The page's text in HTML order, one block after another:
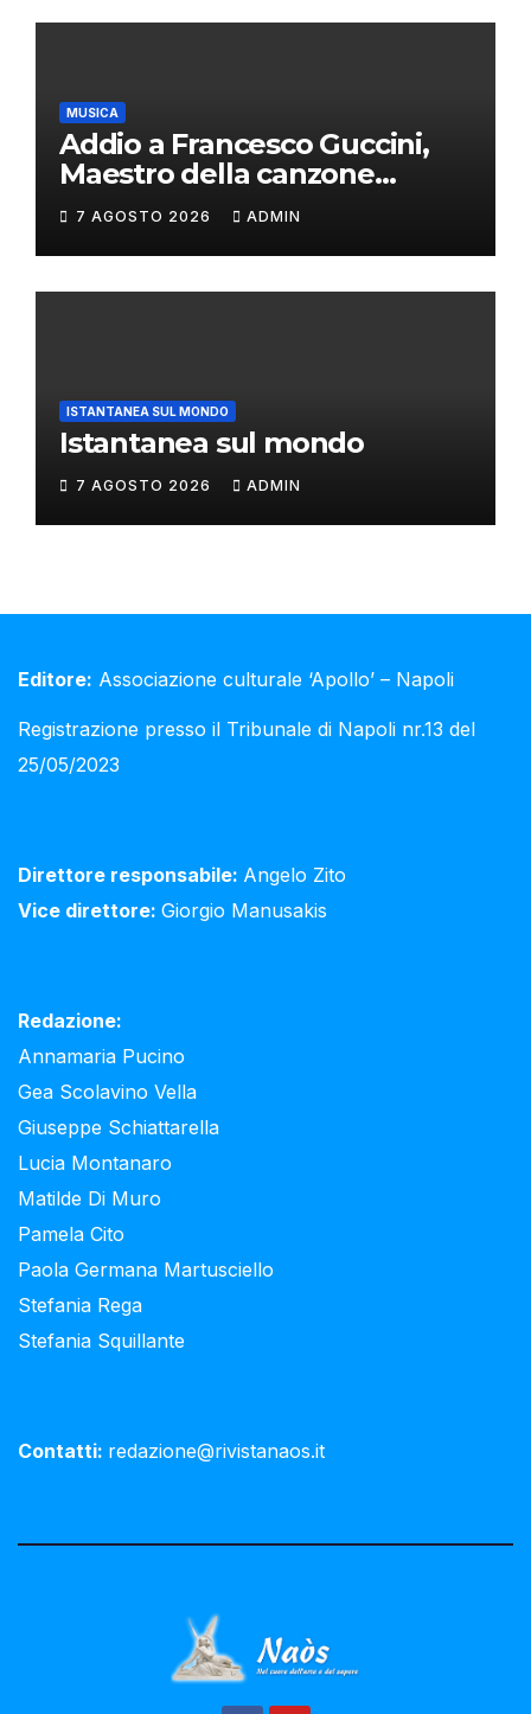
MUSICA
Addio a Francesco Guccini,
Maestro della canzone
d’autore
7 AGOSTO 2026 ADMIN
ISTANTANEA SUL MONDO
Istantanea sul mondo
7 AGOSTO 2026 ADMIN
Editore: Associazione culturale ‘Apollo’ – Napoli
Registrazione presso il Tribunale di Napoli nr.13 del
25/05/2023
Direttore responsabile: Angelo Zito
Vice direttore: Giorgio Manusakis
Redazione:
Annamaria Pucino
Gea Scolavino Vella
Giuseppe Schiattarella
Lucia Montanaro
Matilde Di Muro
Pamela Cito
Paola Germana Martusciello
Stefania Rega
Stefania Squillante
Contatti: redazione@rivistanaos.it